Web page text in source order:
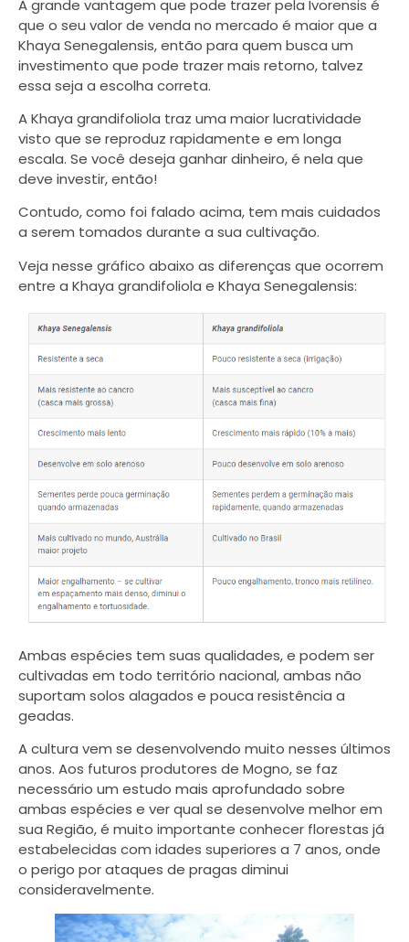
A grande vantagem que pode trazer pela Ivorensis é
que o seu valor de venda no mercado é maior que a
Khaya Senegalensis, então para quem busca um
investimento que pode trazer mais retorno, talvez
essa seja a escolha correta.
A Khaya grandifoliola traz uma maior lucratividade
visto que se reproduz rapidamente e em longa
escala. Se você deseja ganhar dinheiro, é nela que
deve investir, então!
Contudo, como foi falado acima, tem mais cuidados
a serem tomados durante a sua cultivação.
Veja nesse gráfico abaixo as diferenças que ocorrem
entre a Khaya grandifoliola e Khaya Senegalensis:
Ambas espécies tem suas qualidades, e podem ser
cultivadas em todo território nacional, ambas não
suportam solos alagados e pouca resistência a
geadas.
A cultura vem se desenvolvendo muito nesses últimos
anos. Aos futuros produtores de Mogno, se faz
necessário um estudo mais aprofundado sobre
ambas espécies e ver qual se desenvolve melhor em
sua Região, é muito importante conhecer florestas já
estabelecidas com idades superiores a 7 anos, onde
o perigo por ataques de pragas diminui
consideravelmente.